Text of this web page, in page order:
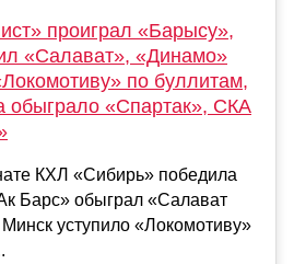
проиграл «Барысу»,
«Салават», «Динамо»
по буллитам,
обыграло «Спартак», СКА
КХЛ «Сибирь» победила
Барс» обыграл «Салават
уступило «Локомотиву»